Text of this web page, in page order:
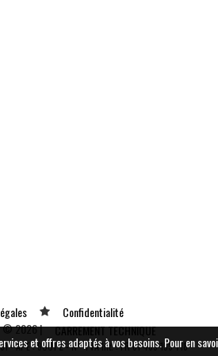
Confidentialité
© 2026 |
CARREMENT TECHNIQUE
- APE : 9001 Z - N° TVA Int. : FR 61 489 153 718
et offres adaptés à vos besoins. Pour en